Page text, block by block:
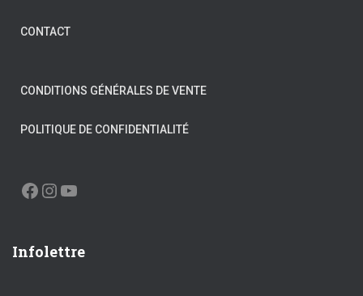
CONTACT
CONDITIONS GÉNÉRALES DE VENTE
POLITIQUE DE CONFIDENTIALITÉ
FACEBOOK INSTAGRAM
Infolettre